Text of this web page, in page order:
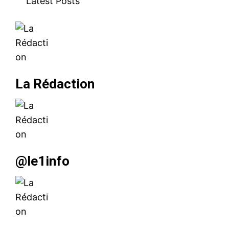
La Rédaction
@le1info